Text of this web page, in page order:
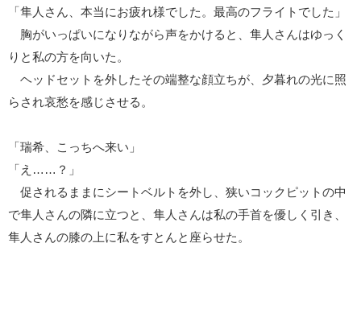
「隼人さん、本当にお疲れ様でした。最高のフライトでした」
胸がいっぱいになりながら声をかけると、隼人さんはゆっく
りと私の方を向いた。
ヘッドセットを外したその端整な顔立ちが、夕暮れの光に照
らされ哀愁を感じさせる。
「瑞希、こっちへ来い」
「え……？」
促されるままにシートベルトを外し、狭いコックピットの中
で隼人さんの隣に立つと、隼人さんは私の手首を優しく引き、
隼人さんの膝の上に私をすとんと座らせた。